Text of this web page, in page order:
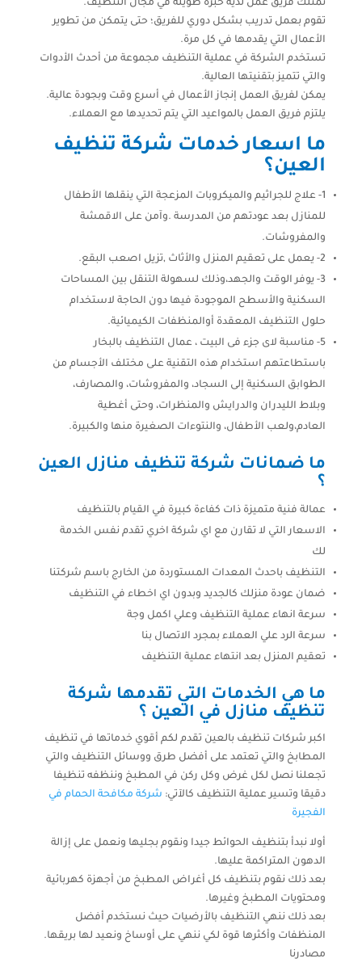
تمتلك فريق عمل لدية خبرة طويلة في مجال التنظيف.
تقوم بعمل تدريب بشكل دوري للفريق؛ حتى يتمكن من تطوير
الأعمال التي يقدمها في كل مرة.
تستخدم الشركة في عملية التنظيف مجموعة من أحدث الأدوات
والتي تتميز بتقنيتها العالية.
يمكن لفريق العمل إنجاز الأعمال في أسرع وقت وبجودة عالية.
يلتزم فريق العمل بالمواعيد التي يتم تحديدها مع العملاء.
ما اسعار خدمات شركة تنظيف
العين؟
1- علاج للجراثيم والميكروبات المزعجة التي ينقلها الأطفال
للمنازل بعد عودتهم من المدرسة .وآمن على الاقمشة
والمفروشات.
2- يعمل على تعقيم المنزل والأثاث ,تزيل اصعب البقع.
3- يوفر الوقت والجهد،وذلك لسهولة التنقل بين المساحات
السكنية والأسطح الموجودة فيها دون الحاجة لاستخدام
حلول التنظيف المعقدة أوالمنظفات الكيميائية.
5- مناسبة لاى جزء فى البيت ، عمال التنظيف بالبخار
باستطاعتهم استخدام هذه التقنية على مختلف الأجسام من
الطوابق السكنية إلى السجاد، والمفروشات، والمصارف،
وبلاط الليدران والدرايش والمنظرات، وحتى أغطية
العادم،ولعب الأطفال، والنتوءات الصغيرة منها والكبيرة.
ما ضمانات شركة تنظيف منازل العين
؟
عمالة فنية متميزة ذات كفاءة كبيرة في القيام بالتنظيف
الاسعار التي لا تقارن مع اي شركة اخري تقدم نفس الخدمة
لك
التنظيف باحدث المعدات المستوردة من الخارج باسم شركتنا
ضمان عودة منزلك كالجديد وبدون اي اخطاء في التنظيف
سرعة انهاء عملية التنظيف وعلي اكمل وجة
سرعة الرد علي العملاء بمجرد الاتصال بنا
تعقيم المنزل بعد انتهاء عملية التنظيف
ما هي الخدمات التي تقدمها شركة
تنظيف منازل في العين ؟
اكبر شركات تنظيف بالعين تقدم لكم أقوي خدماتها في تنظيف
المطابخ والتي تعتمد على أفضل طرق ووسائل التنظيف والتي
تجعلنا نصل لكل غرض وكل ركن في المطبخ وننظفه تنظيفا
دقيقا وتسير عملية التنظيف كالآتي: شركة مكافحة الحمام في
الفجيرة
أولا نبدأ بتنظيف الحوائط جيدا ونقوم بجليها ونعمل على إزالة
الدهون المتراكمة عليها.
بعد ذلك نقوم بتنظيف كل أغراض المطبخ من أجهزة كهربائية
ومحتويات المطبخ وغيرها.
بعد ذلك ننهي التنظيف بالأرضيات حيث نستخدم أفضل
المنظفات وأكثرها قوة لكي ننهي على أوساخ ونعيد لها بريقها.
مصادرنا